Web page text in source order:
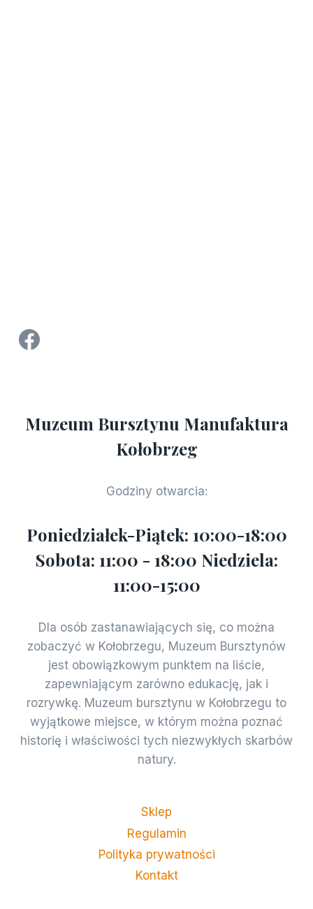
Strona Facebook Manufaktura Bursztynu - Muzeum Bursztynu w Kołobrzegu
Muzeum Bursztynu Manufaktura
Kołobrzeg
Godziny otwarcia:
Poniedziałek-Piątek: 10:00-18:00
Sobota: 11:00 - 18:00 Niedziela:
11:00-15:00
Dla osób zastanawiających się, co można
zobaczyć w Kołobrzegu, Muzeum Bursztynów
jest obowiązkowym punktem na liście,
zapewniającym zarówno edukację, jak i
rozrywkę. Muzeum bursztynu w Kołobrzegu to
wyjątkowe miejsce, w którym można poznać
historię i właściwości tych niezwykłych skarbów
natury.
Sklep
Regulamin
Polityka prywatności
Kontakt